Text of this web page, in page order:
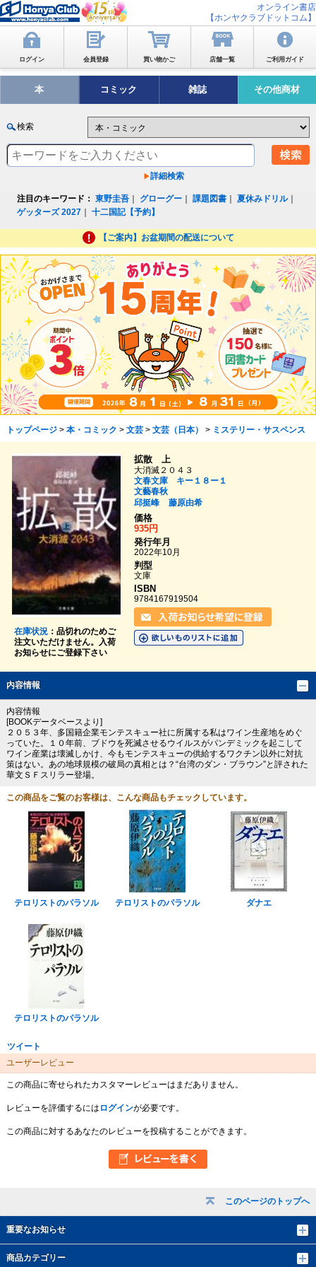
オンライン書店
【ホンヤクラブドットコム】
ログイン 会員登録 買い物かご 店舗一覧 ご利用ガイド
本 コミック 雑誌 その他商材
検索
詳細検索
注目のキーワード： 東野圭吾 グローグー ｜課題図書 ｜夏休みドリル｜
ゲッターズ 2027 ｜十二国記【予約】
【ご案内】お盆期間の配送について
このページのトップへ
重要なお知らせ
商品カテゴリー
トップページ> 本・コミック > 文芸> 文芸（日本） > ミステリー・サスペンス
在庫状況：品切れのためご
注文いただけません。入荷
お知らせにご登録下さい
拡散 上
大消滅２０４３
文春文庫 キー１８ー１
文藝春秋
邱挺峰
藤原由希
価格
935円
発行年月
2022年10月
判型
文庫
ISBN
9784167919504
内容情報
内容情報
[BOOKデータベースより]
２０５３年、多国籍企業モンテスキュー社に所属する私はワイン生産地をめぐ
っていた。１０年前、ブドウを死滅させるウイルスがパンデミックを起こして
ワイン産業は壊滅しかけ、今もモンテスキューの供給するワクチン以外に対抗
策はない。あの地球規模の破局の真相とは？“台湾のダン・ブラウン”と評された
華文ＳＦスリラー登場。
この商品をご覧のお客様は、こんな商品もチェックしています。
テロリストのパラソル テロリストのパラソル ダナエ
テロリストのパラソル
ツイート
ユーザーレビュー
この商品に寄せられたカスタマーレビューはまだありません。
レビューを評価するには ログインが必要です。
この商品に対するあなたのレビューを投稿することができます。